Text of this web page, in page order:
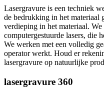
Lasergravure is een techniek
de bedrukking in het materiaal
verdieping in het materiaal.
computergestuurde lasers, die
We werken met een volledig
operator werkt. Houd er
lasergravure op natuurlijke
lasergravure 360